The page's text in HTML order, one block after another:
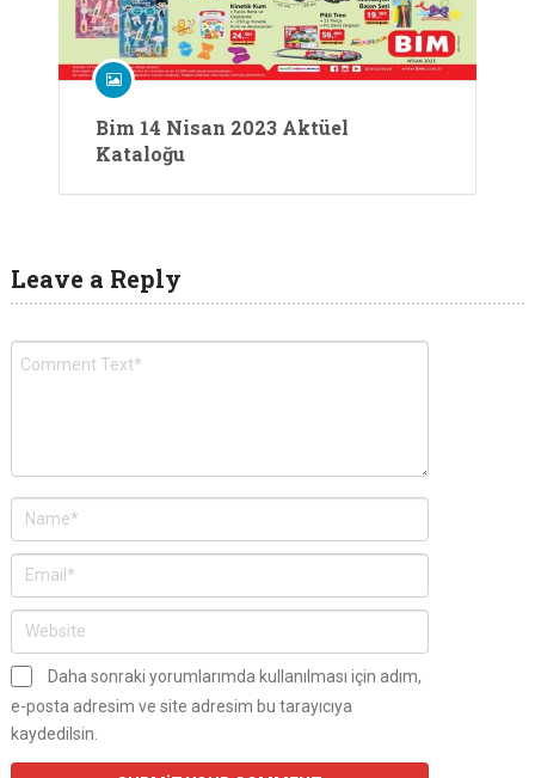
Bim 14 Nisan 2023 Aktüel
Kataloğu
Leave a Reply
Daha sonraki yorumlarımda kullanılması için adım,
e-posta adresim ve site adresim bu tarayıcıya
kaydedilsin.